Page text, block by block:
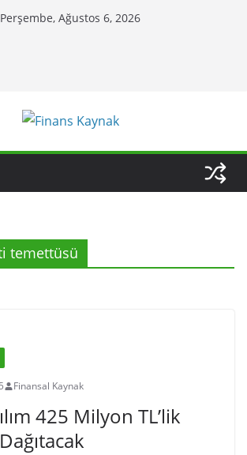
Perşembe, Ağustos 6, 2026
temettüsü
Finansal Kaynak
425 Milyon TL’lik